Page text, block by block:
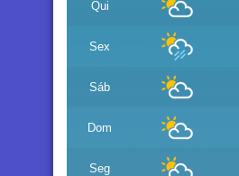
Qui
Sex
Sáb
Dom
Seg